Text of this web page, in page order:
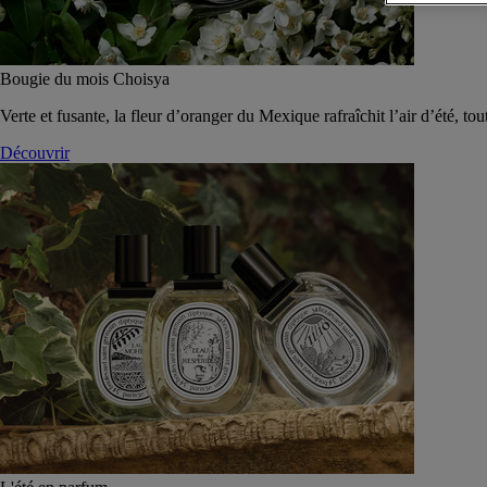
Bougie du mois Choisya
Verte et fusante, la fleur d’oranger du Mexique rafraîchit l’air d’été,
Découvrir